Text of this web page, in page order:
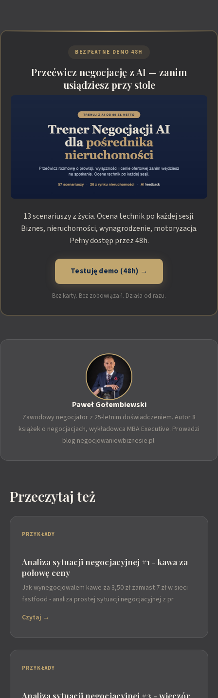
BEZPŁATNE DEMO 48H
Przećwicz negocjację z AI — zanim
usiądziesz przy stole
13 scenariuszy z życia. Ocena technik po każdej sesji.
Biznes, nieruchomości, wynagrodzenie, motoryzacja.
Pełny dostęp przez 48h.
Testuję demo (48h) →
Bez karty. Bez zobowiązań. Działa od razu.
Paweł Gołembiewski
Zawodowy negocjator z 25-letnim doświadczeniem. Autor 8
książek o negocjacjach, wykładowca MBA Executive. Prowadzi
blog negocjowaniewbiznesie.pl.
Przeczytaj też
PRZYKŁADY
Analiza sytuacji negocjacyjnej #1 - kawa za
połowę ceny
Jak wynegocjowalem kawe za 3,50 zł zamiast 7 zł w sieci
fastfood - analiza prostej sytuacji negocjacyjnej z pr
Czytaj →
PRZYKŁADY
Analiza sytuacji negocjacyjnej #3 - wieczór